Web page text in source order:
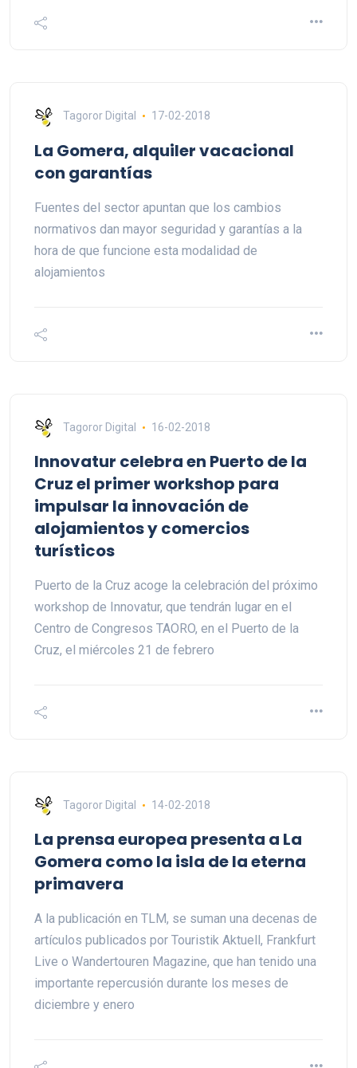
Tagoror Digital 17-02-2018
La Gomera, alquiler vacacional
con garantías
Fuentes del sector apuntan que los cambios
normativos dan mayor seguridad y garantías a la
hora de que funcione esta modalidad de
alojamientos
Tagoror Digital 16-02-2018
Innovatur celebra en Puerto de la
Cruz el primer workshop para
impulsar la innovación de
alojamientos y comercios
turísticos
Puerto de la Cruz acoge la celebración del próximo
workshop de Innovatur, que tendrán lugar en el
Centro de Congresos TAORO, en el Puerto de la
Cruz, el miércoles 21 de febrero
Tagoror Digital 14-02-2018
La prensa europea presenta a La
Gomera como la isla de la eterna
primavera
A la publicación en TLM, se suman una decenas de
artículos publicados por Touristik Aktuell, Frankfurt
Live o Wandertouren Magazine, que han tenido una
importante repercusión durante los meses de
diciembre y enero